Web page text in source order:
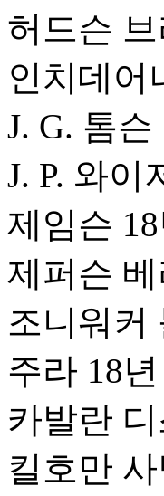
허드슨
인치데어
J. G. 톰
J. P. 와이
제임슨 18
제퍼슨
조니워커
주라 18년
카발란
킬호만 사